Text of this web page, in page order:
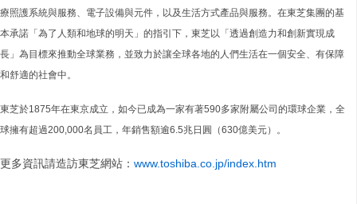
療照護系統與服務、電子設備與元件，以及生活方式產品與服務。在東芝集團的基
本承諾「為了人類和地球的明天」的指引下，東芝以「透過創造力和創新實現成
長」為目標來推動全球業務，並致力於讓全球各地的人們生活在一個安全、有保障
和舒適的社會中。
東芝於1875年在東京成立，如今已成為一家有著590多家附屬公司的環球企業，全
球擁有超過200,000名員工，年銷售額逾6.5兆日圓（630億美元）。
更多資訊請造訪東芝網站： www.toshiba.co.jp/index.htm